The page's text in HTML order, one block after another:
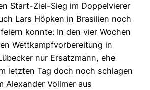
Start-Ziel-Sieg im Doppelvierer
Lars Höpken in Brasilien noch
konnte: In den vier Wochen
Wettkampfvorbereitung in
nur Ersatzmann, ehe
letzten Tag doch noch schlagen
Alexander Vollmer aus